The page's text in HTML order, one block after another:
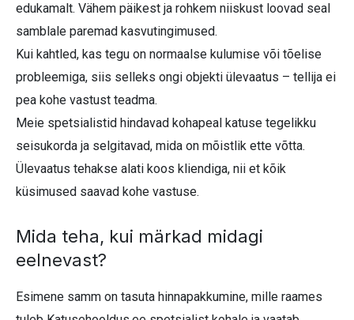
edukamalt. Vähem päikest ja rohkem niiskust loovad seal
samblale paremad kasvutingimused.
Kui kahtled, kas tegu on normaalse kulumise või tõelise
probleemiga, siis selleks ongi objekti ülevaatus – tellija ei
pea kohe vastust teadma.
Meie spetsialistid hindavad kohapeal katuse tegelikku
seisukorda ja selgitavad, mida on mõistlik ette võtta.
Ülevaatus tehakse alati koos kliendiga, nii et kõik
küsimused saavad kohe vastuse.
Mida teha, kui märkad midagi
eelnevast?
Esimene samm on tasuta hinnapakkumine, mille raames